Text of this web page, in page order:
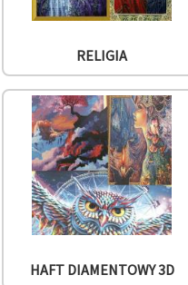
RELIGIA
HAFT DIAMENTOWY 3D